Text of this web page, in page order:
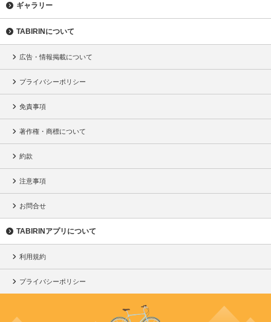
ギャラリー
TABIRINについて
広告・情報掲載について
プライバシーポリシー
免責事項
著作権・商標について
約款
注意事項
お問合せ
TABIRINアプリについて
利用規約
プライバシーポリシー